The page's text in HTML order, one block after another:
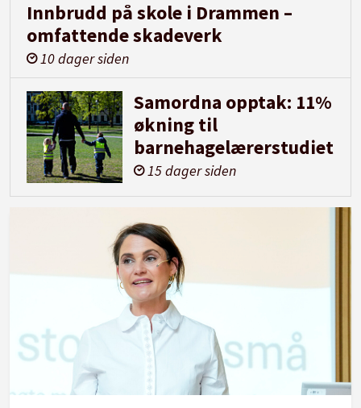
Innbrudd på skole i Drammen –
omfattende skadeverk
10 dager siden
Samordna opptak: 11%
økning til
barnehagelærerstudiet
15 dager siden